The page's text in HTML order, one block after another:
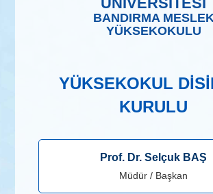
BANDIRMA
YÜKSEKOKULU
YÜKSEKOKUL
KURULU
Prof. Dr. Selçuk BAŞ
Müdür / Başkan